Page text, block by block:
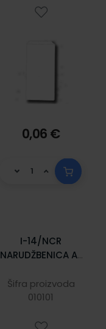
0,06 €
I-14/NCR
NARUDŽBENICA A-
21 x 29,7 cm
Šifra proizvoda
010101